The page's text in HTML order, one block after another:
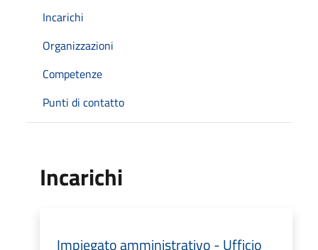
Incarichi
Organizzazioni
Competenze
Punti di contatto
Incarichi
Impiegato amministrativo - Ufficio